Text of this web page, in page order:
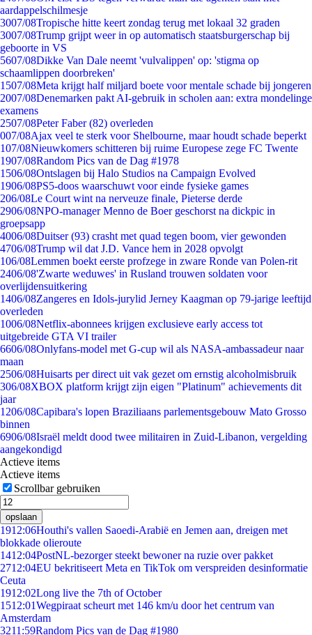
aardappelschilmesje
3007/08Tropische hitte keert zondag terug met lokaal 32 graden
3007/08Trump grijpt weer in op automatisch staatsburgerschap bij
geboorte in VS
5607/08Dikke Van Dale neemt 'vulvalippen' op: 'stigma op
schaamlippen doorbreken'
1507/08Meta krijgt half miljard boete voor mentale schade bij jongeren
2007/08Denemarken pakt AI-gebruik in scholen aan: extra mondelinge
examens
2507/08Peter Faber (82) overleden
007/08Ajax veel te sterk voor Shelbourne, maar houdt schade beperkt
107/08Nieuwkomers schitteren bij ruime Europese zege FC Twente
1907/08Random Pics van de Dag #1978
1506/08Ontslagen bij Halo Studios na Campaign Evolved
1906/08PS5-doos waarschuwt voor einde fysieke games
206/08Le Court wint na nerveuze finale, Pieterse derde
2906/08NPO-manager Menno de Boer geschorst na dickpic in
groepsapp
4006/08Duitser (93) crasht met quad tegen boom, vier gewonden
4706/08Trump wil dat J.D. Vance hem in 2028 opvolgt
106/08Lemmen boekt eerste profzege in zware Ronde van Polen-rit
2406/08'Zwarte weduwes' in Rusland trouwen soldaten voor
overlijdensuitkering
1406/08Zangeres en Idols-jurylid Jerney Kaagman op 79-jarige leeftijd
overleden
1006/08Netflix-abonnees krijgen exclusieve early access tot
uitgebreide GTA VI trailer
6606/08Onlyfans-model met G-cup wil als NASA-ambassadeur naar
maan
2506/08Huisarts per direct uit vak gezet om ernstig alcoholmisbruik
306/08XBOX platform krijgt zijn eigen "Platinum" achievements dit
jaar
1206/08Capibara's lopen Braziliaans parlementsgebouw Mato Grosso
binnen
6906/08Israël meldt dood twee militairen in Zuid-Libanon, vergelding
aangekondigd
Actieve items
Actieve items
Scrollbar gebruiken
opslaan
1912:06Houthi's vallen Saoedi-Arabië en Jemen aan, dreigen met
blokkade olieroute
1412:04PostNL-bezorger steekt bewoner na ruzie over pakket
2712:04EU bekritiseert Meta en TikTok om verspreiden desinformatie
Ceuta
1912:02Long live the 7th of October
1512:01Wegpiraat scheurt met 146 km/u door het centrum van
Amsterdam
3211:59Random Pics van de Dag #1980